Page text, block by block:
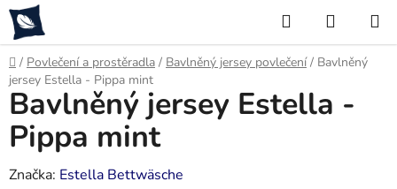
Přejít
na
obsah
Hledat
KOŠÍK
Domů
/ Povlečení a prostěradla / Bavlněný jersey povlečení / Bavlněný
jersey Estella - Pippa mint
Bavlněný jersey Estella -
Pippa mint
Značka: Estella Bettwäsche